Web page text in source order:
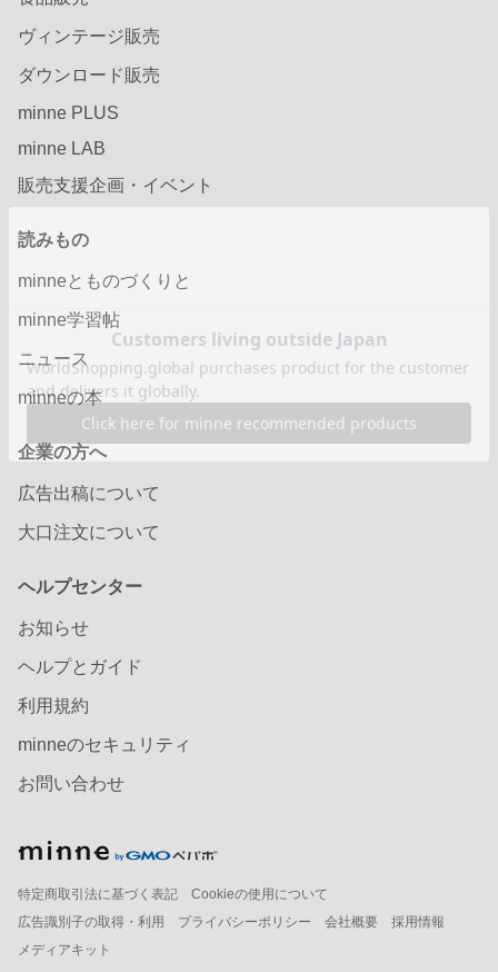
ヴィンテージ販売
ダウンロード販売
minne PLUS
minne LAB
販売支援企画・イベント
読みもの
minneとものづくりと
minne学習帖
ニュース
minneの本
企業の方へ
広告出稿について
大口注文について
ヘルプセンター
お知らせ
ヘルプとガイド
利用規約
minneのセキュリティ
お問い合わせ
特定商取引法に基づく表記
Cookieの使用について
広告識別子の取得・利用
プライバシーポリシー 会社概要
採用情報
メディアキット